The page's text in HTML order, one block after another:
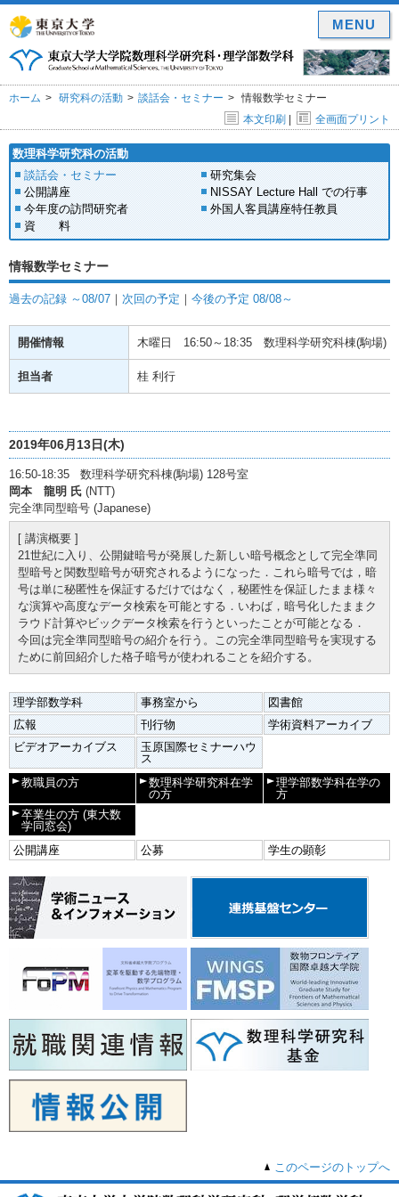
ホーム 研究科の活動 談話会・セミナー
情報数学セミナー
本文印刷 | 全画面プリント
数理科学研究科の活動
談話会・セミナー
研究集会
公開講座
NISSAY Lecture Hall での行事
今年度の訪問研究者
外国人客員講座特任教員
資 料
情報数学セミナー
過去の記録 ～08/07 ｜ 次回の予定 ｜ 今後の予定 08/08～
開催情報 木曜日 16:50～18:35 数理科学研究科棟(駒場)
担当者 桂 利行
2019年06月13日(木)
16:50-18:35 数理科学研究科棟(駒場) 128号室
岡本 龍明 氏 (NTT)
完全準同型暗号 (Japanese)
[ 講演概要 ]
21世紀に入り、公開鍵暗号が発展した新しい暗号概念として完全準同
型暗号と関数型暗号が研究されるようになった．これら暗号では，暗
号は単に秘匿性を保証するだけではなく，秘匿性を保証したまま様々
な演算や高度なデータ検索を可能とする．いわば，暗号化したままク
ラウド計算やビックデータ検索を行うといったことが可能となる．
今回は完全準同型暗号の紹介を行う。この完全準同型暗号を実現する
ために前回紹介した格子暗号が使われることを紹介する。
理学部数学科 事務室から
図書館
広報
刊行物
学術資料アーカイブ
ビデオアーカイブス
玉原国際セミナーハウ
ス
教職員の方
数理科学研究科在学
の方
理学部数学科在学の
方
卒業生の方 (東大数
学同窓会)
公開講座
公募 学生の顕彰
このページのトップへ
MENU